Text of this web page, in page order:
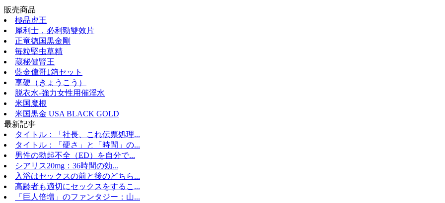
販売商品
極品虎王
犀利士，必利勁雙效片
正竜徳国黒金剛
毎粒堅虫草精
蔵秘健腎王
藍金偉哥1箱セット
享硬（きょうこう）
脱衣水-強力女性用催淫水
米国魔根
米国黒金 USA BLACK GOLD
最新記事
タイトル：「社長、これ伝票処理...
タイトル：「硬さ」と「時間」の...
男性の勃起不全（ED）を自分で...
シアリス20mg：36時間の効...
入浴はセックスの前と後のどちら...
高齢者も適切にセックスをするこ...
「巨人倍増」のファンタジー：山...